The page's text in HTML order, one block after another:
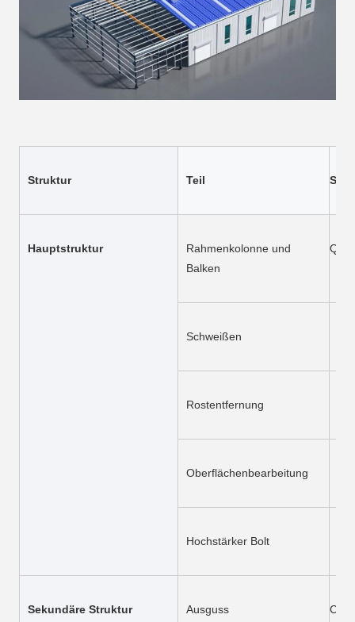
Struktur Teil
Hauptstruktur
Rahmenkolonne und
Balken
Schweißen
Rostentfernung
Oberflächenbearbeitung
Hochstärker Bolt
Sekundäre Struktur Ausguss
C/Z